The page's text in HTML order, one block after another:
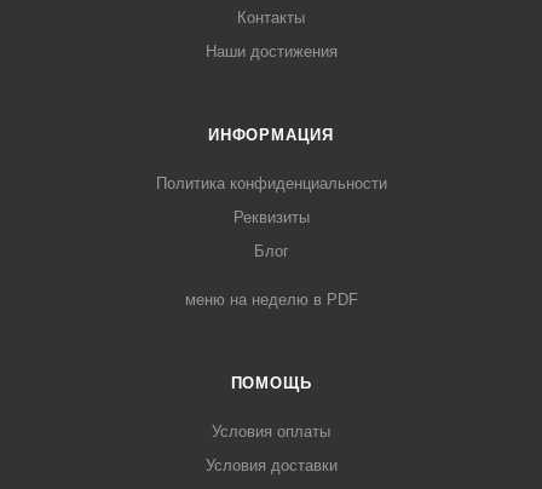
Контакты
Наши достижения
ИНФОРМАЦИЯ
Политика конфиденциальности
Реквизиты
Блог
меню на неделю в PDF
ПОМОЩЬ
Условия оплаты
Условия доставки